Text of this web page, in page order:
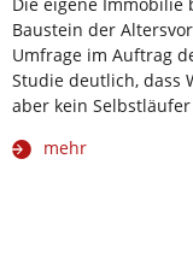
Baustein der
Umfrage im Auftrag
Studie deutlich, dass
aber kein
mehr